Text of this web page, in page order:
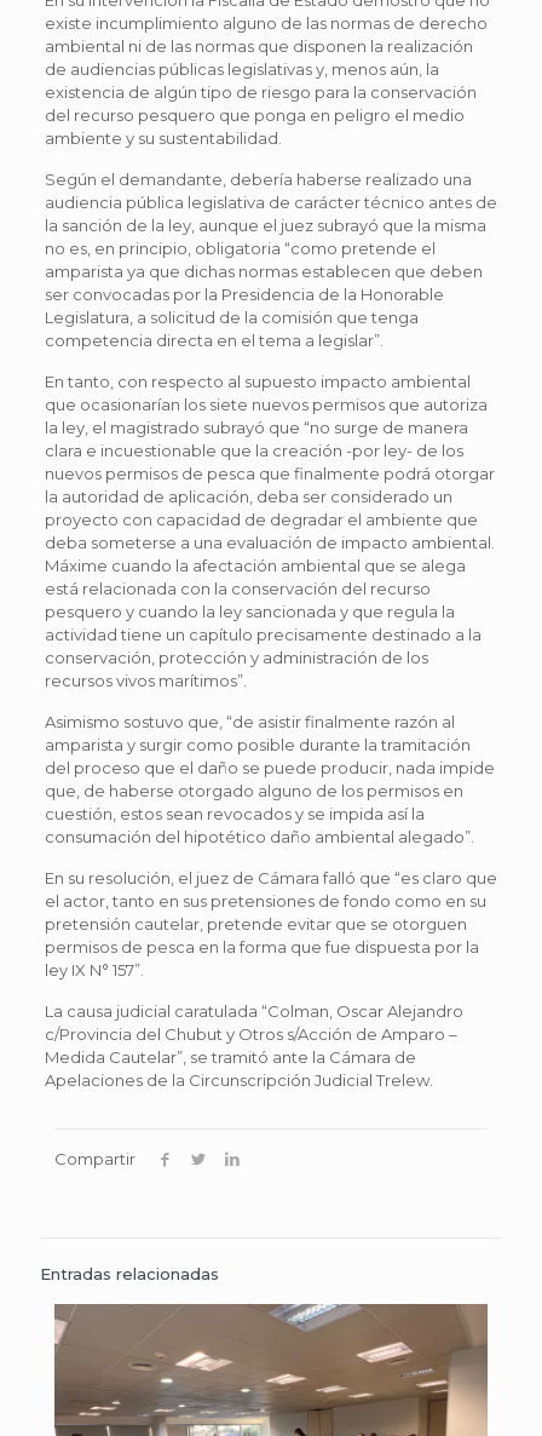
existe incumplimiento alguno de las normas de derecho
ambiental ni de las normas que disponen la realización
de audiencias públicas legislativas y, menos aún, la
existencia de algún tipo de riesgo para la conservación
del recurso pesquero que ponga en peligro el medio
ambiente y su sustentabilidad.
Según el demandante, debería haberse realizado una
audiencia pública legislativa de carácter técnico antes de
la sanción de la ley, aunque el juez subrayó que la misma
no es, en principio, obligatoria “como pretende el
amparista ya que dichas normas establecen que deben
ser convocadas por la Presidencia de la Honorable
Legislatura, a solicitud de la comisión que tenga
competencia directa en el tema a legislar”.
En tanto, con respecto al supuesto impacto ambiental
que ocasionarían los siete nuevos permisos que autoriza
la ley, el magistrado subrayó que “no surge de manera
clara e incuestionable que la creación -por ley- de los
nuevos permisos de pesca que finalmente podrá otorgar
la autoridad de aplicación, deba ser considerado un
proyecto con capacidad de degradar el ambiente que
deba someterse a una evaluación de impacto ambiental.
Máxime cuando la afectación ambiental que se alega
está relacionada con la conservación del recurso
pesquero y cuando la ley sancionada y que regula la
actividad tiene un capítulo precisamente destinado a la
conservación, protección y administración de los
recursos vivos marítimos”.
Asimismo sostuvo que, “de asistir finalmente razón al
amparista y surgir como posible durante la tramitación
del proceso que el daño se puede producir, nada impide
que, de haberse otorgado alguno de los permisos en
cuestión, estos sean revocados y se impida así la
consumación del hipotético daño ambiental alegado”.
En su resolución, el juez de Cámara falló que “es claro que
el actor, tanto en sus pretensiones de fondo como en su
pretensión cautelar, pretende evitar que se otorguen
permisos de pesca en la forma que fue dispuesta por la
ley IX N° 157”.
La causa judicial caratulada “Colman, Oscar Alejandro
c/Provincia del Chubut y Otros s/Acción de Amparo –
Medida Cautelar”, se tramitó ante la Cámara de
Apelaciones de la Circunscripción Judicial Trelew.
Compartir
Entradas relacionadas